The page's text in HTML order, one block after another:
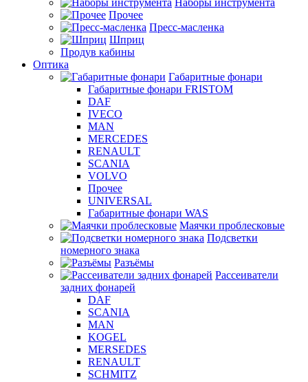
Наборы инструмента
Прочее
Пресс-масленка
Шприц
Продув кабины
Оптика
Габаритные фонари
Габаритные фонари FRISTOM
DAF
IVECO
MAN
MERCEDES
RENAULT
SCANIA
VOLVO
Прочее
UNIVERSAL
Габаритные фонари WAS
Маячки проблесковые
Подсветки
номерного знака
Разъёмы
Рассеиватели
задних фонарей
DAF
SCANIA
MAN
KOGEL
MERSEDES
RENAULT
SCHMITZ